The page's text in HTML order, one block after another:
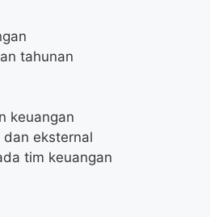
tahunan
keuangan
eksternal
tim keuangan